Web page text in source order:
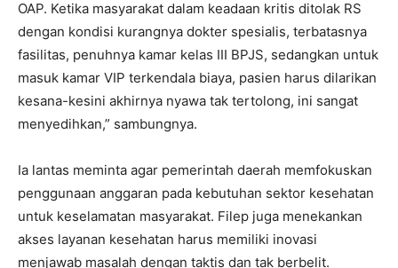
OAP. Ketika masyarakat dalam keadaan kritis ditolak RS
dengan kondisi kurangnya dokter spesialis, terbatasnya
fasilitas, penuhnya kamar kelas III BPJS, sedangkan untuk
masuk kamar VIP terkendala biaya, pasien harus dilarikan
kesana-kesini akhirnya nyawa tak tertolong, ini sangat
menyedihkan,” sambungnya.
Ia lantas meminta agar pemerintah daerah memfokuskan
penggunaan anggaran pada kebutuhan sektor kesehatan
untuk keselamatan masyarakat. Filep juga menekankan
akses layanan kesehatan harus memiliki inovasi
menjawab masalah dengan taktis dan tak berbelit.